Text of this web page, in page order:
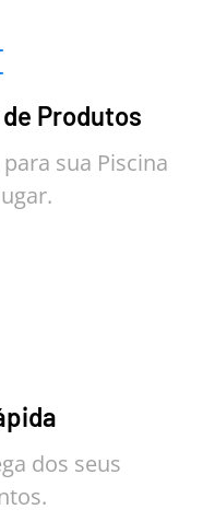
Produtos
sua Piscina
dos seus